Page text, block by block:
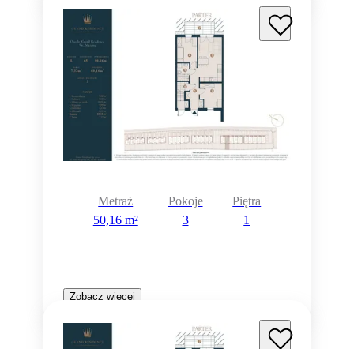
Metraż
50,16 m²
Pokoje
3
Piętra
1
Zobacz więcej